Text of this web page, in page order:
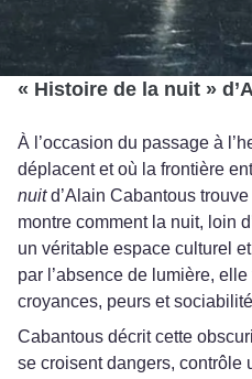
« Histoire de la nuit »
À l’occasion du passage à
déplacent et où la frontière
nuitd’Alain Cabantous
montre comment la nuit, loin
un véritable espace culturel
par l’absence de lumière,
croyances, peurs et
Cabantous décrit cette
se croisent dangers, contrôle